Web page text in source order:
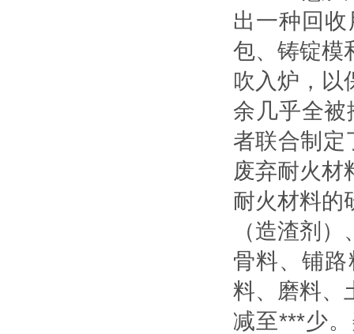
出一种回
包、铸锭模
吹入炉，以
余几乎全被
者联合制定
废弃耐火材
耐火材料的
（造渣剂
骨料、铺
料、磨料、
减至***少